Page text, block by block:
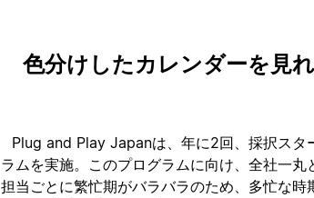
色分けしたカレンダーを見
Plug and Play Japanは、年に2回、採択スタ
ラムを実施。このプログラムに向け、全社一丸
担当ごとに繁忙期がバラバラのため、多忙な